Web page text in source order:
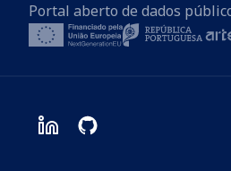
Portal aberto de dados